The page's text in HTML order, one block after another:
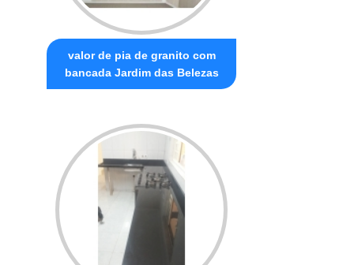
valor de pia de granito com
bancada Jardim das Belezas